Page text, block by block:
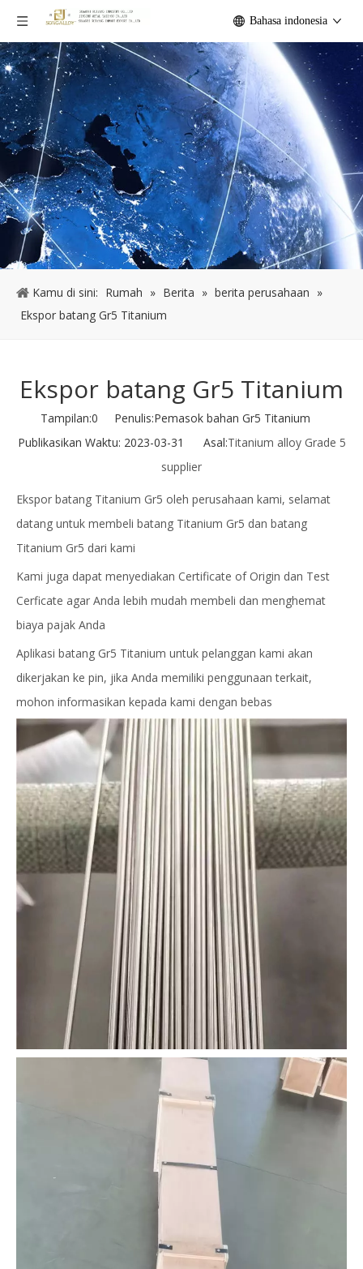
Bahasa indonesia
Kamu di sini: Rumah » Berita » berita perusahaan »
Ekspor batang Gr5 Titanium
Ekspor batang Gr5 Titanium
Tampilan:0 Penulis:Pemasok bahan Gr5 Titanium
Publikasikan Waktu: 2023-03-31 Asal:Titanium alloy Grade 5
supplier
Ekspor batang Titanium Gr5 oleh perusahaan kami, selamat
datang untuk membeli batang Titanium Gr5 dan batang
Titanium Gr5 dari kami
Kami juga dapat menyediakan Certificate of Origin dan Test
Cerficate agar Anda lebih mudah membeli dan menghemat
biaya pajak Anda
Aplikasi batang Gr5 Titanium untuk pelanggan kami akan
dikerjakan ke pin, jika Anda memiliki penggunaan terkait,
mohon informasikan kepada kami dengan bebas